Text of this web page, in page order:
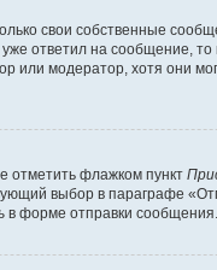
свои собственные
ответил на сообщение,
модератор, хотя они
отметить флажком пункт
выбор в параграфе
в форме отправки сообщения.